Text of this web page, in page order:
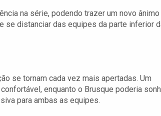
na série, podendo trazer um novo ânimo
se distanciar das equipes da parte inferior
se tornam cada vez mais apertadas. Um
enquanto o Brusque poderia
para ambas as equipes.